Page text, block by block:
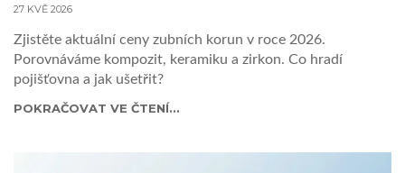
27 KVĚ 2026
Zjistěte aktuální ceny zubních korun v roce 2026.
Porovnáváme kompozit, keramiku a zirkon. Co hradí
pojišťovna a jak ušetřit?
POKRAČOVAT VE ČTENÍ...